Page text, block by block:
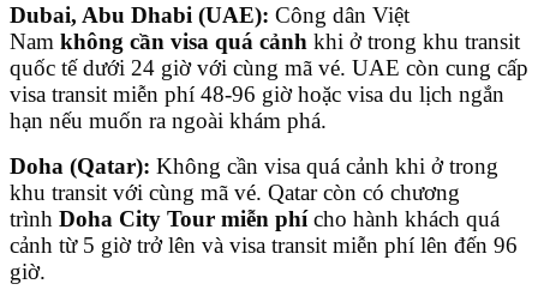
Dubai, Abu Dhabi (UAE): Công dân Việt
Nam không cần visa quá cảnh khi ở trong khu transit
quốc tế dưới 24 giờ với cùng mã vé. UAE còn cung cấp
visa transit miễn phí 48-96 giờ hoặc visa du lịch ngắn
hạn nếu muốn ra ngoài khám phá.
Doha (Qatar): Không cần visa quá cảnh khi ở trong
khu transit với cùng mã vé. Qatar còn có chương
trình Doha City Tour miễn phícho hành khách quá
cảnh từ 5 giờ trở lên và visa transit miễn phí lên đến 96
giờ.